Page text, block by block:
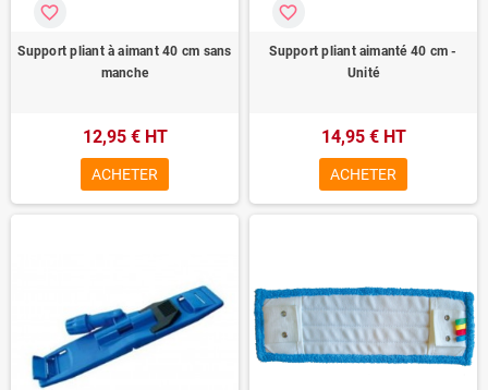
Support pliant à aimant 40 cm sans
manche
favorite_border
12,95 € HT
ACHETER
Support pliant aimanté 40 cm -
Unité
favorite_border
14,95 € HT
ACHETER